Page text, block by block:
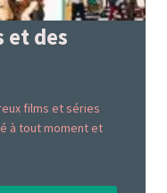
et des
films et séries
à tout moment et